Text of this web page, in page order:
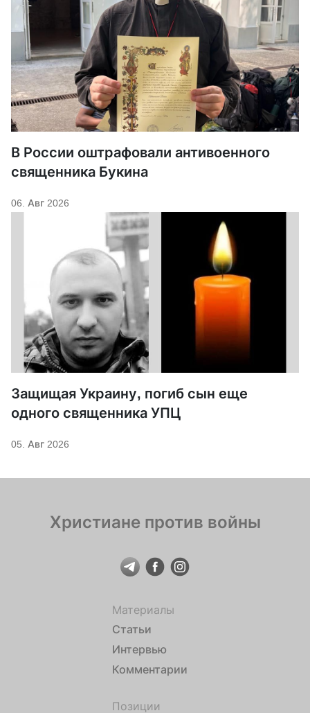
В России оштрафовали антивоенного
священника Букина
06. Авг 2026
Защищая Украину, погиб сын еще
одного священника УПЦ
05. Авг 2026
Христиане против войны
Материалы
Статьи
Интервью
Комментарии
Позиции